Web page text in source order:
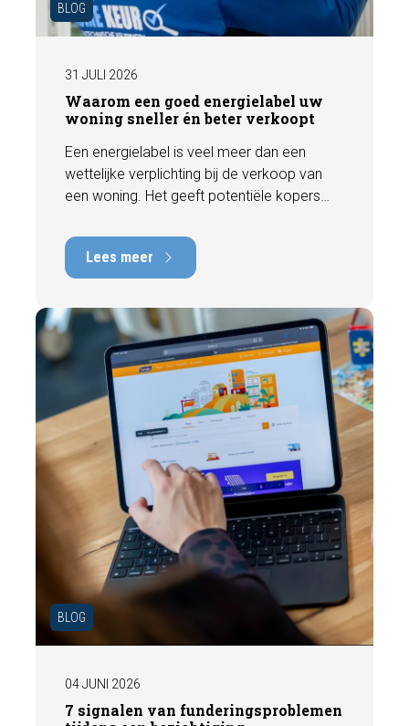
BLOG
31 JULI 2026
Waarom een goed energielabel uw
woning sneller én beter verkoopt
Een energielabel is veel meer dan een
wettelijke verplichting bij de verkoop van
een woning. Het geeft potentiële kopers
woning en kan een positieve invloed
hebben op de verkoopbaarheid en waarde.
In deze blog leggen we uit waarom een
actueel energielabel belangrijk is en hoe u
ervoor zorgt dat uw woning optimaal wordt
gepresenteerd aan de markt.
Lees meer
BLOG
04 JUNI 2026
7 signalen van funderingsproblemen